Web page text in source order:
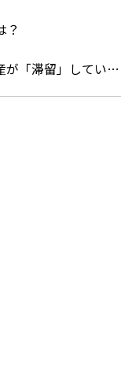
が「滞留」してい…